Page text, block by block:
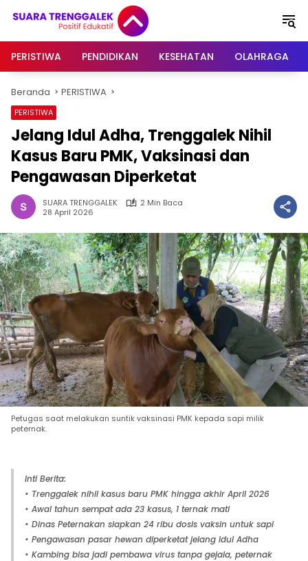
PERISTIWA
PENDIDIKAN KESEHATAN OLAHRAGA
Beranda PERISTIWA
PERISTIWA
Jelang Idul Adha, Trenggalek Nihil
Kasus Baru PMK, Vaksinasi dan
Pengawasan Diperketat
SUARA TRENGGALEK
2 Min Baca
28 April 2026
Petugas saat melakukan suntik vaksinasi PMK kepada sapi milik
peternak.
Inti Berita:
• Trenggalek nihil kasus baru PMK hingga akhir April 2026
• Awal tahun sempat ada 23 kasus, 1 ternak mati
• Dinas Peternakan siapkan 24 ribu dosis vaksin untuk sapi
• Pengawasan pasar hewan diperketat jelang Idul Adha
• Kambing bisa jadi pembawa virus tanpa gejala, peternak